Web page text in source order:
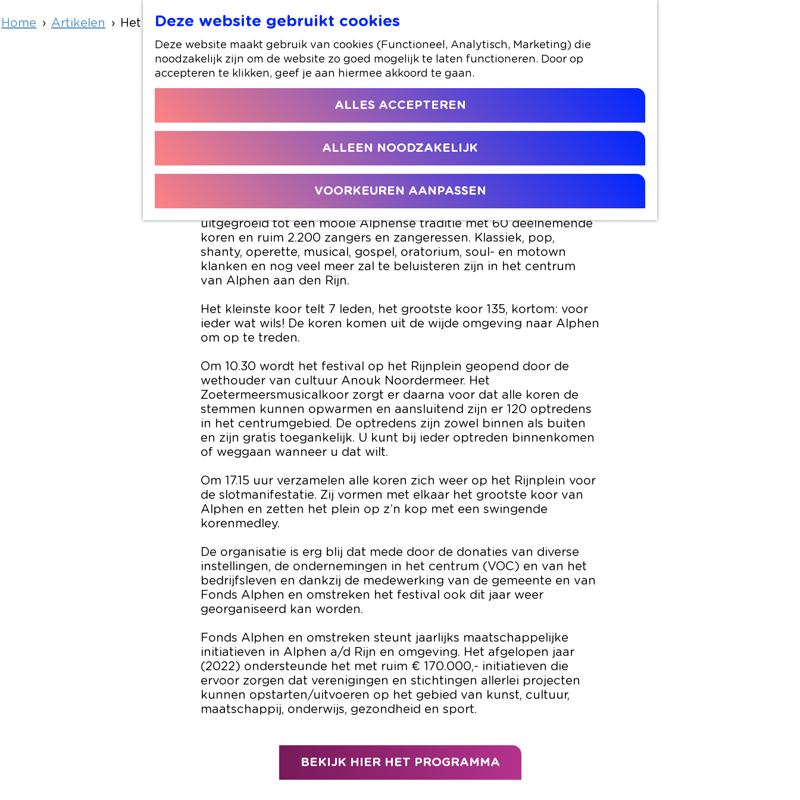
Deze website gebruikt cookies
Deze website maakt gebruik van cookies (Functioneel, Analytisch, Marketing) die
noodzakelijk zijn om de website zo goed mogelijk te laten functioneren. Door op
accepteren te klikken, geef je aan hiermee akkoord te gaan.
ALLES ACCEPTEREN
ALLEEN NOODZAKELIJK
VOORKEUREN AANPASSEN
Home Artikelen Het Alphens Korenfestival op zaterdag 25 mei
16 mei 2024 | | |
ZATERDAG 25 MEI
Op zaterdag 25 mei wordt in het centrum van Alphen aan den Rijn
Wat ooit begon als een kleinschalig evenement is inmiddels
uitgegroeid tot een mooie Alphense traditie met 60 deelnemende
koren en ruim 2.200 zangers en zangeressen. Klassiek, pop,
shanty, operette, musical, gospel, oratorium, soul- en motown
klanken en nog veel meer zal te beluisteren zijn in het centrum
van Alphen aan den Rijn.
Het kleinste koor telt 7 leden, het grootste koor 135, kortom: voor
ieder wat wils! De koren komen uit de wijde omgeving naar Alphen
om op te treden.
Om 10.30 wordt het festival op het Rijnplein geopend door de
wethouder van cultuur Anouk Noordermeer. Het
Zoetermeersmusicalkoor zorgt er daarna voor dat alle koren de
stemmen kunnen opwarmen en aansluitend zijn er 120 optredens
in het centrumgebied. De optredens zijn zowel binnen als buiten
en zijn gratis toegankelijk. U kunt bij ieder optreden binnenkomen
of weggaan wanneer u dat wilt.
Om 17.15 uur verzamelen alle koren zich weer op het Rijnplein voor
de slotmanifestatie. Zij vormen met elkaar het grootste koor van
Alphen en zetten het plein op z’n kop met een swingende
korenmedley.
De organisatie is erg blij dat mede door de donaties van diverse
instellingen, de ondernemingen in het centrum (VOC) en van het
bedrijfsleven en dankzij de medewerking van de gemeente en van
Fonds Alphen en omstreken het festival ook dit jaar weer
georganiseerd kan worden.
Fonds Alphen en omstreken steunt jaarlijks maatschappelijke
initiatieven in Alphen a/d Rijn en omgeving. Het afgelopen jaar
(2022) ondersteunde het met ruim € 170.000,- initiatieven die
ervoor zorgen dat verenigingen en stichtingen allerlei projecten
kunnen opstarten/uitvoeren op het gebied van kunst, cultuur,
maatschappij, onderwijs, gezondheid en sport.
BEKIJK HIER HET PROGRAMMA